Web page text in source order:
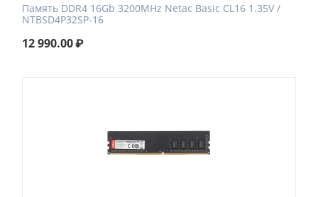
Память DDR4 16Gb 3200MHz Netac Basic CL16 1.35V /
NTBSD4P32SP-16
12 990.00₽